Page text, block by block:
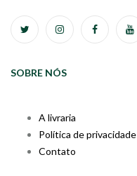
SOBRE NÓS
A livraria
Política de privacidade
Contato